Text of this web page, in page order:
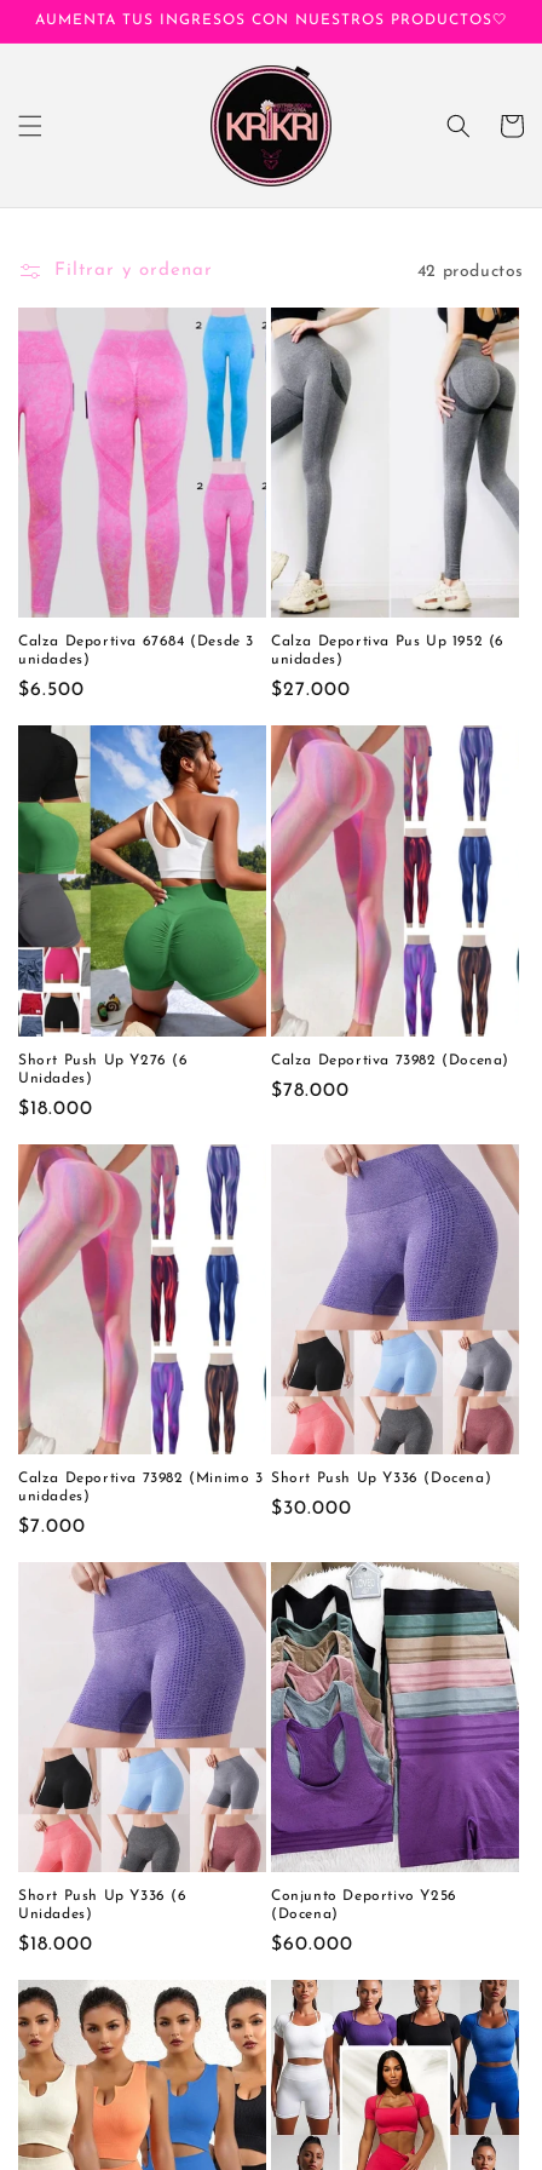
directamente
al contenido
AUMENTA TUS INGRESOS CON NUESTROS PRODUCTOS🤍
Carrito
Filtrar y ordenar 42 productos
Calza Deportiva 67684 (Desde 3
unidades)
Precio
$6.500
Calza Deportiva Pus Up 1952 (6
unidades)
Precio
$27.000
Short Push Up Y276 (6
Unidades)
Precio
$18.000
Calza Deportiva 73982 (Docena)
Precio
$78.000
Calza Deportiva 73982 (Minimo 3
unidades)
Precio
$7.000
Short Push Up Y336 (Docena)
Precio
$30.000
Short Push Up Y336 (6
Unidades)
Precio
$18.000
Conjunto Deportivo Y256
(Docena)
Precio
$60.000